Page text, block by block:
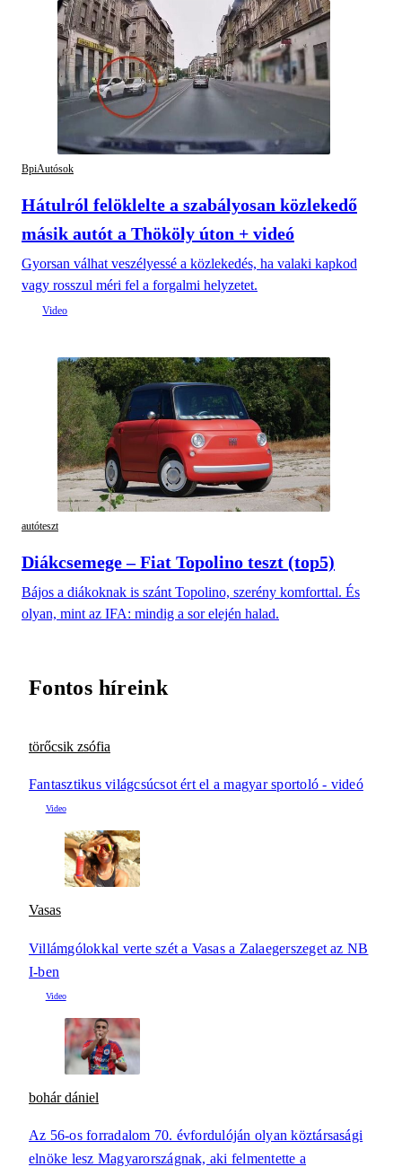
BpiAutósok
Hátulról felöklelte a szabályosan közlekedő
másik autót a Thököly úton + videó
Gyorsan válhat veszélyessé a közlekedés, ha valaki kapkod
vagy rosszul méri fel a forgalmi helyzetet.
autóteszt
Diákcsemege – Fiat Topolino teszt (top5)
Bájos a diákoknak is szánt Topolino, szerény komforttal. És
olyan, mint az IFA: mindig a sor elején halad.
Fontos híreink
törőcsik zsófia
Fantasztikus világcsúcsot ért el a magyar sportoló - videó
Vasas
Villámgólokkal verte szét a Vasas a Zalaegerszeget az NB
I-ben
bohár dániel
Az 56-os forradalom 70. évfordulóján olyan köztársasági
elnöke lesz Magyarországnak, aki felmentette a